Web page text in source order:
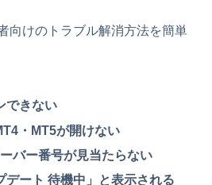
向けのトラブル解消方法を簡単
できない
・MT5が開けない
バー番号が見当たらない
デート 待機中」と表示される